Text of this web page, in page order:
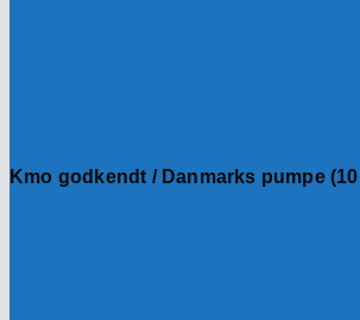
Kmo godkendt / Danmarks pumpe